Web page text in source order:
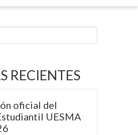
RECIENTES
oficial del
UESMA